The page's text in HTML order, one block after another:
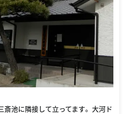
池に隣接して立ってます。 大河ド